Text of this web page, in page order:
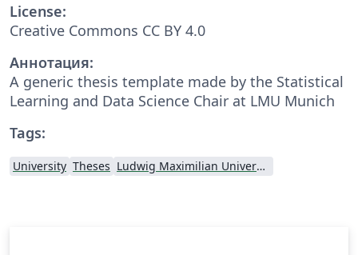
License:
Creative Commons CC BY 4.0
Аннотация:
A generic thesis template made by the Statistical
Learning and Data Science Chair at LMU Munich
Tags:
University Theses Ludwig Maximilian University of Munich